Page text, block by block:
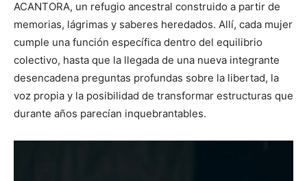
ACANTORA, un refugio ancestral construido a partir de
memorias, lágrimas y saberes heredados. Allí, cada mujer
cumple una función específica dentro del equilibrio
colectivo, hasta que la llegada de una nueva integrante
desencadena preguntas profundas sobre la libertad, la
voz propia y la posibilidad de transformar estructuras que
durante años parecían inquebrantables.